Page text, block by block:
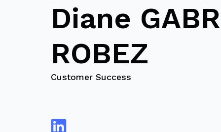
Diane
ROBEZ
Customer Success